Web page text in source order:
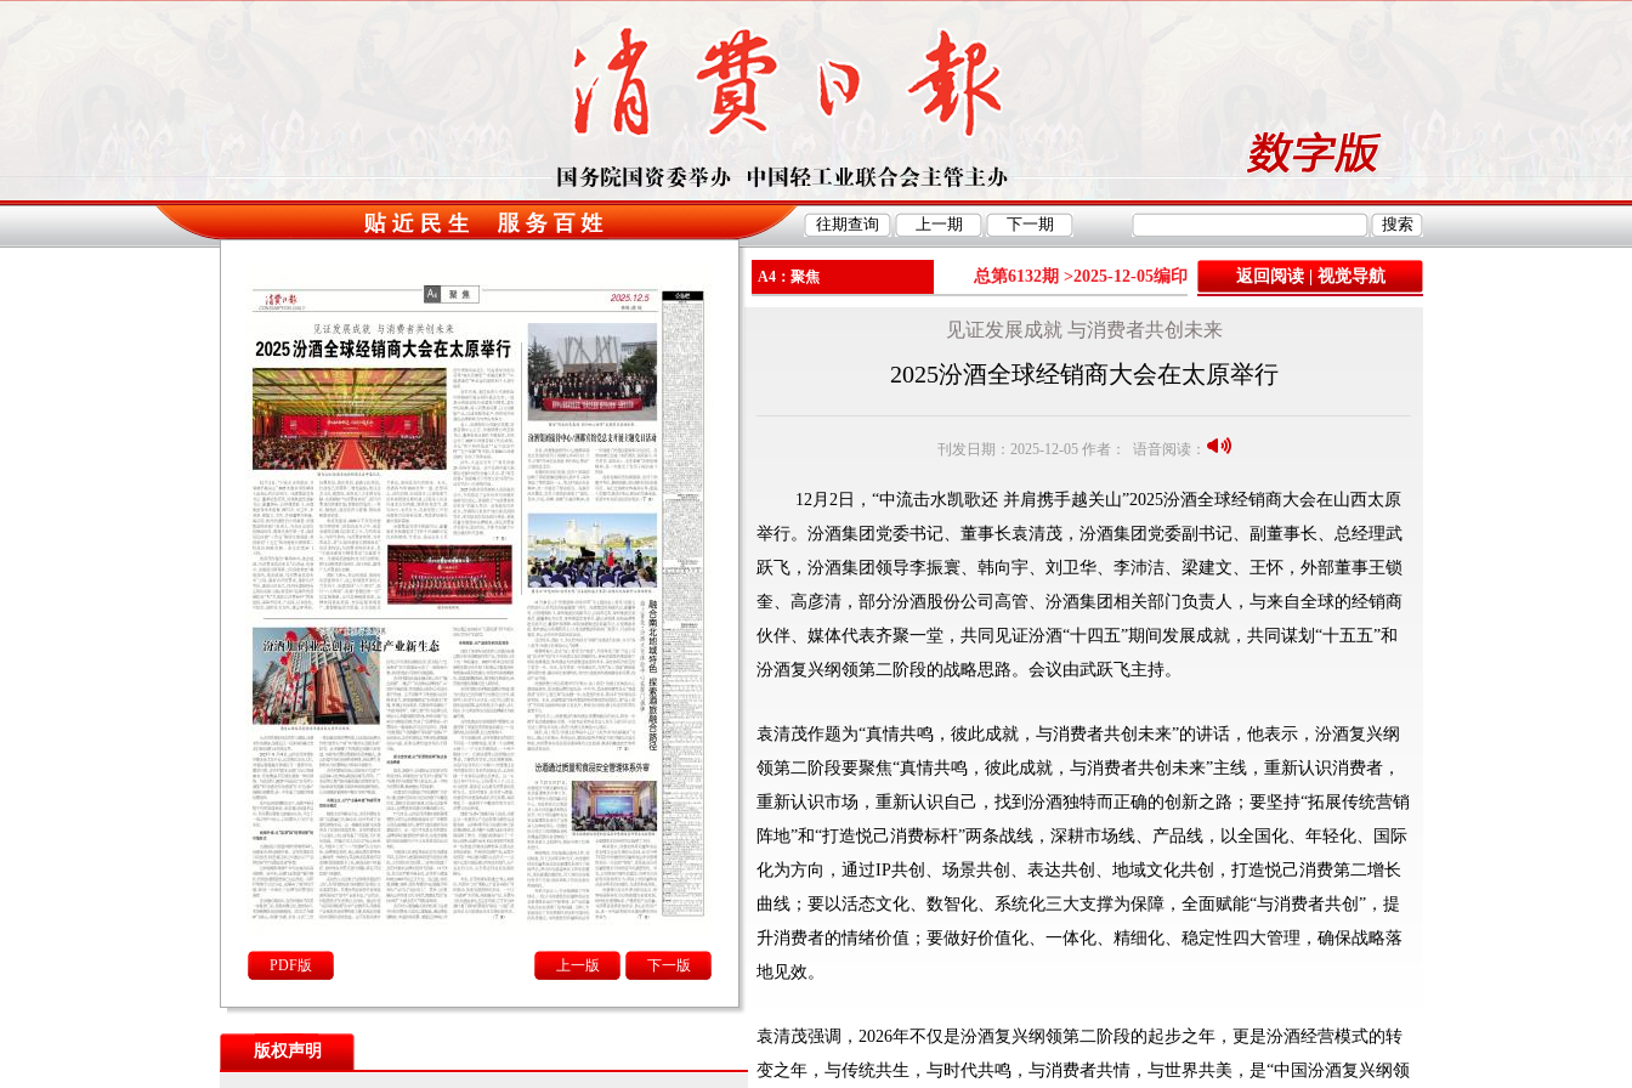
PDF版 下一版
上一版
版权声明
A4：聚焦 总第6132期 >2025-12-05编印 返回阅读|视觉导航
见证发展成就 与消费者共创未来
2025汾酒全球经销商大会在太原举行
刊发日期：2025-12-05 作者： 语音阅读：
12月2日，“中流击水凯歌还 并肩携手越关山”2025汾酒全球经销商大会在山西太原
举行。汾酒集团党委书记、董事长袁清茂，汾酒集团党委副书记、副董事长、总经理武
跃飞，汾酒集团领导李振寰、韩向宇、刘卫华、李沛洁、梁建文、王怀，外部董事王锁
奎、高彦清，部分汾酒股份公司高管、汾酒集团相关部门负责人，与来自全球的经销商
伙伴、媒体代表齐聚一堂，共同见证汾酒“十四五”期间发展成就，共同谋划“十五五”和
汾酒复兴纲领第二阶段的战略思路。会议由武跃飞主持。
袁清茂作题为“真情共鸣，彼此成就，与消费者共创未来”的讲话，他表示，汾酒复兴纲
领第二阶段要聚焦“真情共鸣，彼此成就，与消费者共创未来”主线，重新认识消费者，
重新认识市场，重新认识自己，找到汾酒独特而正确的创新之路；要坚持“拓展传统营销
阵地”和“打造悦己消费标杆”两条战线，深耕市场线、产品线，以全国化、年轻化、国际
化为方向，通过IP共创、场景共创、表达共创、地域文化共创，打造悦己消费第二增长
曲线；要以活态文化、数智化、系统化三大支撑为保障，全面赋能“与消费者共创”，提
升消费者的情绪价值；要做好价值化、一体化、精细化、稳定性四大管理，确保战略落
地见效。
袁清茂强调，2026年不仅是汾酒复兴纲领第二阶段的起步之年，更是汾酒经营模式的转
变之年，与传统共生，与时代共鸣，与消费者共情，与世界共美，是“中国汾酒复兴纲领